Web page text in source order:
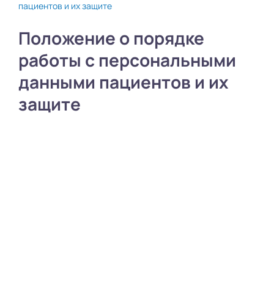
пациентов и их защите
Положение о порядке
работы с персональными
данными пациентов и их
защите